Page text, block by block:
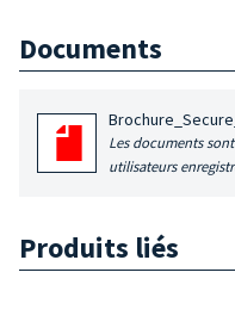
Documents
Les documents
utilisateurs
Produits liés